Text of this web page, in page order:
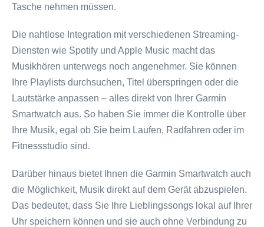
Tasche nehmen müssen.
Die nahtlose Integration mit verschiedenen Streaming-
Diensten wie Spotify und Apple Music macht das
Musikhören unterwegs noch angenehmer. Sie können
Ihre Playlists durchsuchen, Titel überspringen oder die
Lautstärke anpassen – alles direkt von Ihrer Garmin
Smartwatch aus. So haben Sie immer die Kontrolle über
Ihre Musik, egal ob Sie beim Laufen, Radfahren oder im
Fitnessstudio sind.
Darüber hinaus bietet Ihnen die Garmin Smartwatch auch
die Möglichkeit, Musik direkt auf dem Gerät abzuspielen.
Das bedeutet, dass Sie Ihre Lieblingssongs lokal auf Ihrer
Uhr speichern können und sie auch ohne Verbindung zu